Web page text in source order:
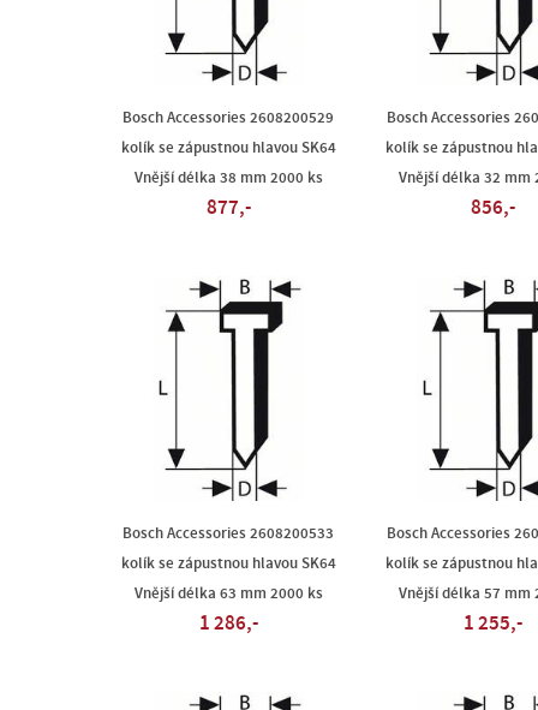
Bosch Accessories 2608200529
kolík se zápustnou hlavou SK64
Vnější délka 38 mm 2000 ks
877,-
Bosch Accessories
kolík se zápustnou
Vnější délka 32 mm
856,-
Bosch Accessories 2608200533
kolík se zápustnou hlavou SK64
Vnější délka 63 mm 2000 ks
1 286,-
Bosch Accessories
kolík se zápustnou
Vnější délka 57 mm
1 255,-